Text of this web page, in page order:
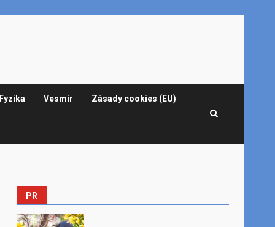
Fyzika Vesmír Zásady cookies (EU)
PR